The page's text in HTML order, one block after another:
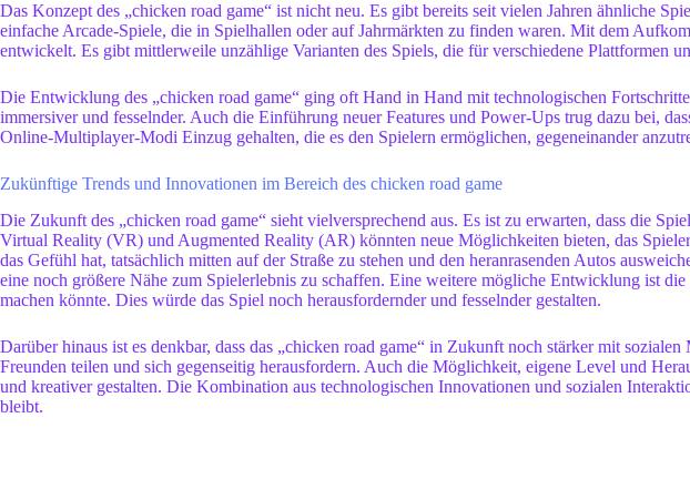
Das Konzept des „chicken road game“ ist nicht neu. Es gibt bereits seit vielen Jahren ähnliche
einfache Arcade-Spiele, die in Spielhallen oder auf Jahrmärkten zu finden waren. Mit dem
entwickelt. Es gibt mittlerweile unzählige Varianten des Spiels, die für verschiedene Plattformen
Die Entwicklung des „chicken road game“ ging oft Hand in Hand mit technologischen
immersiver und fesselnder. Auch die Einführung neuer Features und Power-Ups trug dazu bei,
Online-Multiplayer-Modi Einzug gehalten, die es den Spielern ermöglichen, gegeneinander
Zukünftige Trends und Innovationen im Bereich des chicken road game
Die Zukunft des „chicken road game“ sieht vielversprechend aus. Es ist zu erwarten, dass die
Virtual Reality (VR) und Augmented Reality (AR) könnten neue Möglichkeiten bieten, das
das Gefühl hat, tatsächlich mitten auf der Straße zu stehen und den heranrasenden Autos
eine noch größere Nähe zum Spielerlebnis zu schaffen. Eine weitere mögliche Entwicklung ist
machen könnte. Dies würde das Spiel noch herausfordernder und fesselnder gestalten.
Darüber hinaus ist es denkbar, dass das „chicken road game“ in Zukunft noch stärker mit
Freunden teilen und sich gegenseitig herausfordern. Auch die Möglichkeit, eigene Level und
und kreativer gestalten. Die Kombination aus technologischen Innovationen und sozialen
bleibt.